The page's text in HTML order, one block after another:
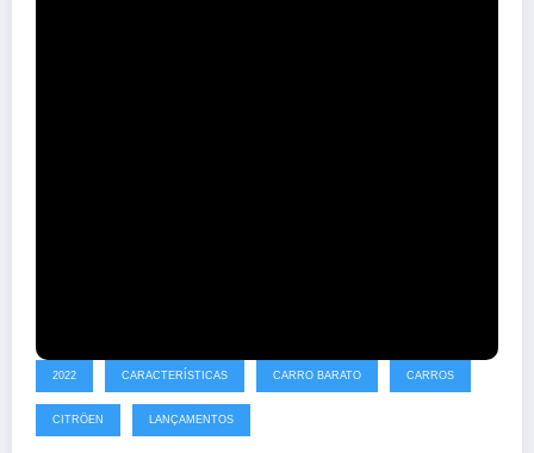
2022 CARACTERÍSTICAS CARRO BARATO CARROS
CITRÖEN LANÇAMENTOS